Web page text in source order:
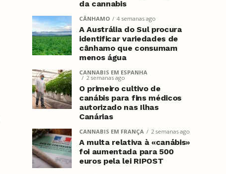
da cannabis
CÂNHAMO 4 semanas ago
A Austrália do Sul procura
identificar variedades de
cânhamo que consumam
menos água
CANNABIS EM ESPANHA
2 semanas ago
O primeiro cultivo de
canábis para fins médicos
autorizado nas Ilhas
Canárias
CANNABIS EM FRANÇA 2 semanas ago
A multa relativa à «canábis»
foi aumentada para 500
euros pela lei RIPOST